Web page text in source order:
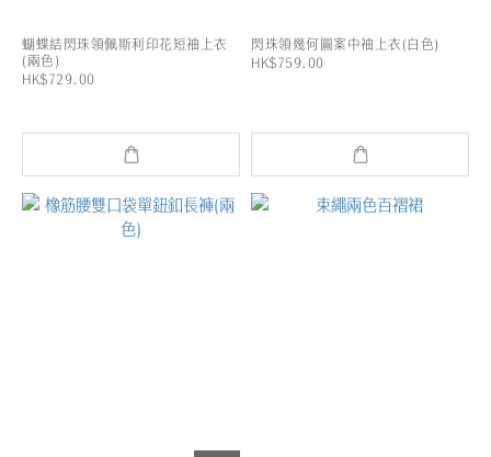
蝴蝶結閃珠領佩斯利印花短袖上衣
(兩色)
HK$729.00
閃珠領幾何圖案中袖上衣(白色)
HK$759.00